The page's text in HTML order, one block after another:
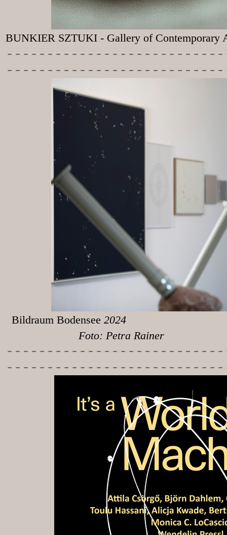
BUNKIER SZTUKI - Gallery of Contemporary
-----------
Bildraum Bodensee
Foto: Petra Rainer
-----------